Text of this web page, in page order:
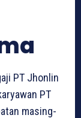
PT Jhonlin
PT
masing-